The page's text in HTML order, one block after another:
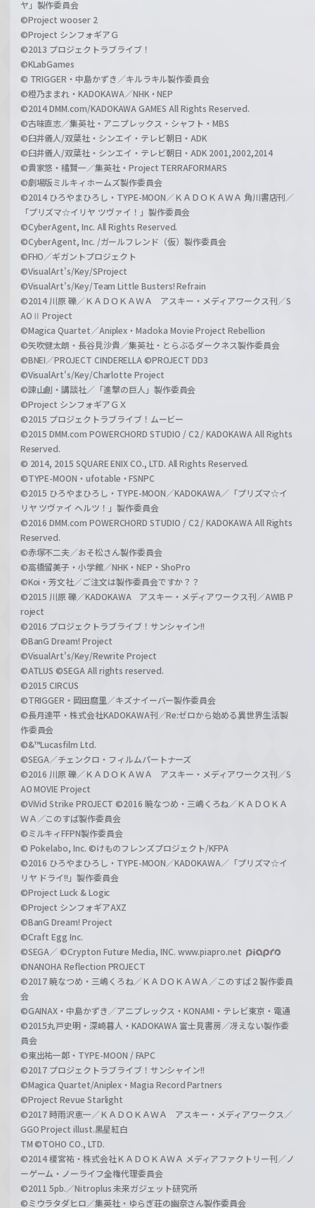
ヤ」製作委員会
©Project wooser 2
©Project シンフォギアＧ
©2013 プロジェクトラブライブ！
©KLabGames
© TRIGGER・中島かずき／キルラキル製作委員会
©橙乃ままれ・KADOKAWA／NHK・NEP
©2014 DMM.com/KADOKAWA GAMES All Rights Reserved.
©古味直志／集英社・アニプレックス・シャフト・MBS
©臼井儀人/双葉社・シンエイ・テレビ朝日・ADK
©臼井儀人/双葉社・シンエイ・テレビ朝日・ADK 2001,2002,2014
©貴家悠・橘賢一／集英社・Project TERRAFORMARS
©劇場版ミルキィホームズ製作委員会
©2014 ひろやまひろし・TYPE-MOON／ＫＡＤＯＫＡＷＡ 角川書店刊／
「プリズマ☆イリヤ ツヴァイ！」製作委員会
©CyberAgent, Inc. All Rights Reserved.
©CyberAgent, Inc. /ガールフレンド（仮）製作委員会
©FHO／ギガントプロジェクト
©VisualArt's/Key/SProject
©VisualArt's/Key/Team Little Busters! Refrain
©2014 川原 礫／ＫＡＤＯＫＡＷＡ アスキー・メディアワークス刊／S
AOⅡ Project
©Magica Quartet／Aniplex・Madoka Movie Project Rebellion
©矢吹健太朗・長谷見沙貴／集英社・とらぶるダークネス製作委員会
©BNEI／PROJECT CINDERELLA ©PROJECT DD3
©VisualArt's/Key/Charlotte Project
©諫山創・講談社／「進撃の巨人」製作委員会
©Project シンフォギアＧＸ
©2015 プロジェクトラブライブ！ムービー
©2015 DMM.com POWERCHORD STUDIO / C2 / KADOKAWA All Rights
Reserved.
© 2014, 2015 SQUARE ENIX CO., LTD. All Rights Reserved.
©TYPE-MOON・ufotable・FSNPC
©2015 ひろやまひろし・TYPE-MOON／KADOKAWA／「プリズマ☆イ
リヤ ツヴァイ ヘルツ！」製作委員会
©2016 DMM.com POWERCHORD STUDIO / C2 / KADOKAWA All Rights
Reserved.
©赤塚不二夫／おそ松さん製作委員会
©高橋留美子・小学館／NHK・NEP・ShoPro
©Koi・芳文社／ご注文は製作委員会ですか？？
©2015 川原 礫／KADOKAWA アスキー・メディアワークス刊／AWIB P
roject
©2016 プロジェクトラブライブ！サンシャイン!!
©BanG Dream! Project
©VisualArt's/Key/Rewrite Project
©ATLUS ©SEGA All rights reserved.
©2015 CIRCUS
©TRIGGER・岡田麿里／キズナイーバー製作委員会
©長月達平・株式会社KADOKAWA刊／Re:ゼロから始める異世界生活製
作委員会
©&™Lucasfilm Ltd.
©SEGA／チェンクロ・フィルムパートナーズ
©2016 川原 礫／ＫＡＤＯＫＡＷＡ アスキー・メディアワークス刊／S
AO MOVIE Project
©ViVid Strike PROJECT ©2016 暁なつめ・三嶋くろね／ＫＡＤＯＫＡ
ＷＡ／このすば製作委員会
©ミルキィFFPN製作委員会
© Pokelabo, Inc. ©けものフレンズプロジェクト/KFPA
©2016 ひろやまひろし・TYPE-MOON／KADOKAWA／「プリズマ☆イ
リヤ ドライ!!」製作委員会
©Project Luck & Logic
©Project シンフォギアAXZ
©BanG Dream! Project
©Craft Egg Inc.
©SEGA／ ©Crypton Future Media, INC. www.piapro.net
©NANOHA Reflection PROJECT
©2017 暁なつめ・三嶋くろね／ＫＡＤＯＫＡＷＡ／このすば２製作委員
会
©GAINAX・中島かずき／アニプレックス・KONAMI・テレビ東京・電通
©2015丸戸史明・深崎暮人・KADOKAWA 富士見書房／冴えない製作委
員会
©東出祐一郎・TYPE-MOON / FAPC
©2017 プロジェクトラブライブ！サンシャイン!!
©Magica Quartet/Aniplex・Magia Record Partners
©Project Revue Starlight
©2017 時雨沢恵一／ＫＡＤＯＫＡＷＡ アスキー・メディアワークス／
GGO Project illust.黒星紅白
TM ©TOHO CO., LTD.
©2014 榎宮祐・株式会社ＫＡＤＯＫＡＷＡ メディアファクトリー刊／ノ
ーゲーム・ノーライフ全権代理委員会
©2011 5pb.／Nitroplus 未来ガジェット研究所
©ミウラタダヒロ／集英社・ゆらぎ荘の幽奈さん製作委員会